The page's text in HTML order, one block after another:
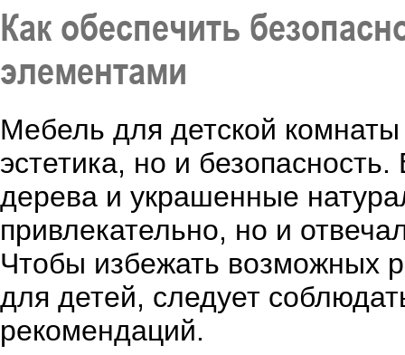
Как обеспечить
элементами
Мебель для детской
эстетика, но и
дерева и украшенные
привлекательно, но и
Чтобы избежать возможных
для детей, следует
рекомендаций.